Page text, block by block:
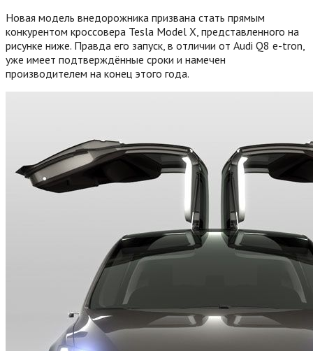
Новая модель внедорожника призвана стать прямым
конкурентом кроссовера Tesla Model X, представленного на
рисунке ниже. Правда его запуск, в отличии от Audi Q8 e-tron,
уже имеет подтверждённые сроки и намечен
производителем на конец этого года.